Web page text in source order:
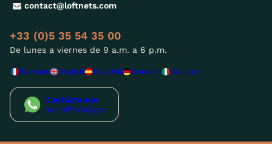
contact@loftnets.com
+33 (0)5 35 54 35 00
De lunes a viernes de 9 a.m. a 6 p.m.
Français English Español Deutsch Italiano
Contáctenos
por WhatsApp